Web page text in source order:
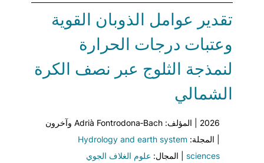
تقدير عوامل الذوبان القوية
وعتبات درجات الحرارة
لنمذجة الثلوج عبر نصف الكرة
الشمالي
2026 | المؤلف: Adrià Fontrodona‐Bach وآخرون
| المجلة:Hydrology and earth system
sciences | المجال: علوم الغلاف الجوي